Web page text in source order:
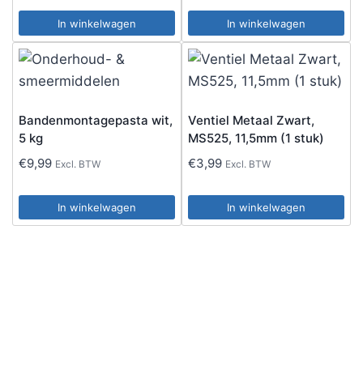
In winkelwagen In winkelwagen
Bandenmontagepasta wit,
5 kg
€9,99 Excl. BTW
In winkelwagen
Ventiel Metaal Zwart,
MS525, 11,5mm (1 stuk)
€3,99 Excl. BTW
In winkelwagen